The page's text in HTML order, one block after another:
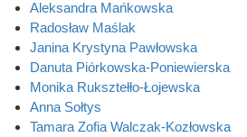
Aleksandra Mańkowska
Radosław Maślak
Janina Krystyna Pawłowska
Danuta Piórkowska-Poniewierska
Monika Ruksztełło-Łojewska
Anna Sołtys
Tamara Zofia Walczak-Kozłowska